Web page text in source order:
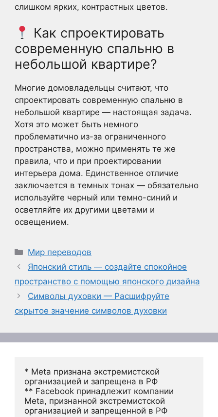
слишком ярких, контрастных цветов.
Как спроектировать
современную спальню в
небольшой квартире?
Многие домовладельцы считают, что
спроектировать современную спальню в
небольшой квартире — настоящая задача.
Хотя это может быть немного
проблематично из-за ограниченного
пространства, можно применять те же
правила, что и при проектировании
интерьера дома. Единственное отличие
заключается в темных тонах — обязательно
используйте черный или темно-синий и
осветляйте их другими цветами и
освещением.
Рубрики
Мир переводов
Японский стиль — создайте спокойное
пространство с помощью японского дизайна
Символы духовки — Расшифруйте
скрытое значение символов духовки
* Meta признана экстремистской
организацией и запрещена в РФ
** Facebook принадлежит компании
Meta, признанной экстремистской
организацией и запрещенной в РФ